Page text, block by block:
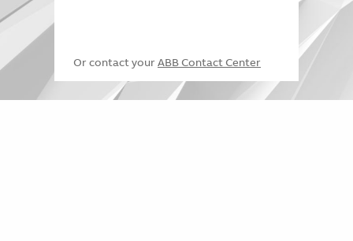
Or contact your ABB Contact Center